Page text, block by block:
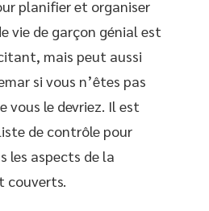
planifier et organiser
vie de garçon génial est
mais peut aussi
si vous n’êtes pas
vous le devriez. Il est
de contrôle pour
les aspects de la
couverts.